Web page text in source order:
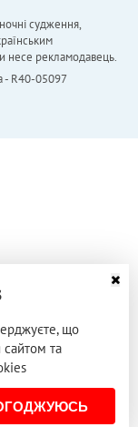
судження,
несе рекламодавець.
- R40-05097
що
та